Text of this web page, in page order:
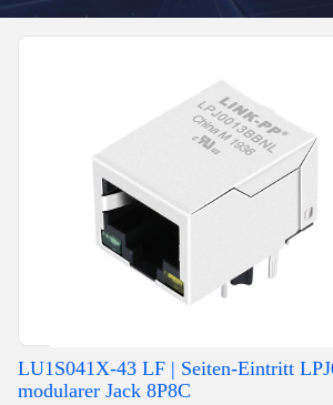
LU1S041X-43 LF | Seiten-Eintritt
modularer Jack 8P8C